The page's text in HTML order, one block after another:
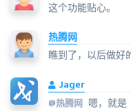
这个功能贴心。
热腾网
瞧到了，以后做好
Jager
@热腾网 嗯，就是